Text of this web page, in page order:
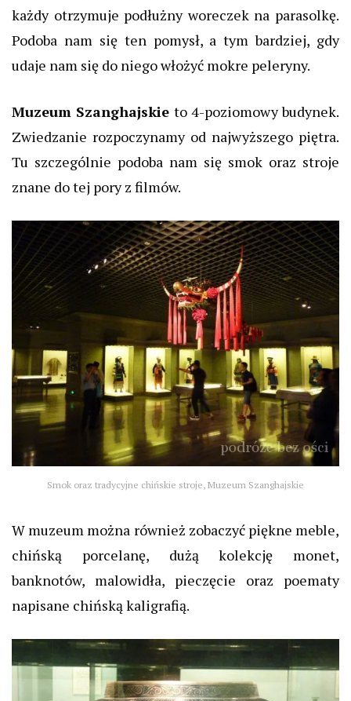
każdy otrzymuje podłużny woreczek na parasolkę.
Podoba nam się ten pomysł, a tym bardziej, gdy
udaje nam się do niego włożyć mokre peleryny.
Muzeum Szanghajskie to 4-poziomowy budynek.
Zwiedzanie rozpoczynamy od najwyższego piętra.
Tu szczególnie podoba nam się smok oraz stroje
znane do tej pory z filmów.
Smok oraz tradycyjne chińskie stroje, Muzeum Szanghajskie
W muzeum można również zobaczyć piękne meble,
chińską porcelanę, dużą kolekcję monet,
banknotów, malowidła, pieczęcie oraz poematy
napisane chińską kaligrafią.